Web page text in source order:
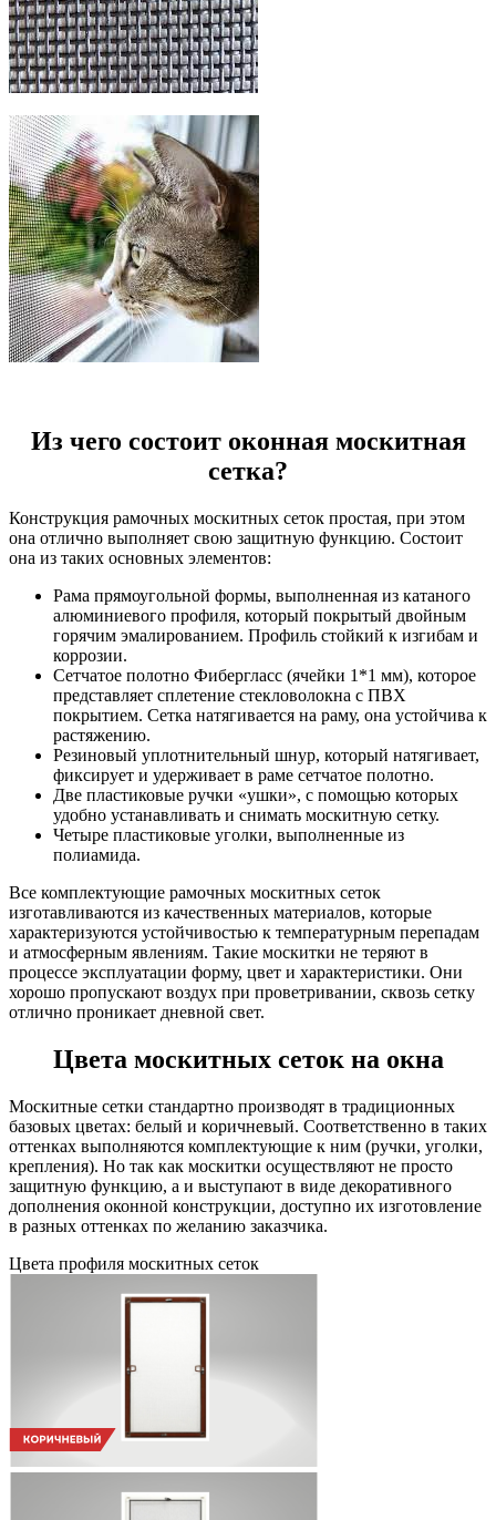
Из чего состоит оконная москитная
сетка?
Конструкция рамочных москитных сеток простая, при этом
она отлично выполняет свою защитную функцию. Состоит
она из таких основных элементов:
Рама прямоугольной формы, выполненная из катаного
алюминиевого профиля, который покрытый двойным
горячим эмалированием. Профиль стойкий к изгибам и
коррозии.
Сетчатое полотно Фибергласс (ячейки 1*1 мм), которое
представляет сплетение стекловолокна с ПВХ
покрытием. Сетка натягивается на раму, она устойчива к
растяжению.
Резиновый уплотнительный шнур, который натягивает,
фиксирует и удерживает в раме сетчатое полотно.
Две пластиковые ручки «ушки», с помощью которых
удобно устанавливать и снимать москитную сетку.
Четыре пластиковые уголки, выполненные из
полиамида.
Все комплектующие рамочных москитных сеток
изготавливаются из качественных материалов, которые
характеризуются устойчивостью к температурным перепадам
и атмосферным явлениям. Такие москитки не теряют в
процессе эксплуатации форму, цвет и характеристики. Они
хорошо пропускают воздух при проветривании, сквозь сетку
отлично проникает дневной свет.
Цвета москитных сеток на окна
Москитные сетки стандартно производят в традиционных
базовых цветах: белый и коричневый. Соответственно в таких
оттенках выполняются комплектующие к ним (ручки, уголки,
крепления). Но так как москитки осуществляют не просто
защитную функцию, а и выступают в виде декоративного
дополнения оконной конструкции, доступно их изготовление
в разных оттенках по желанию заказчика.
Цвета профиля москитных сеток